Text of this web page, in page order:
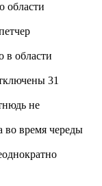
области
в области
31
не
во время череды